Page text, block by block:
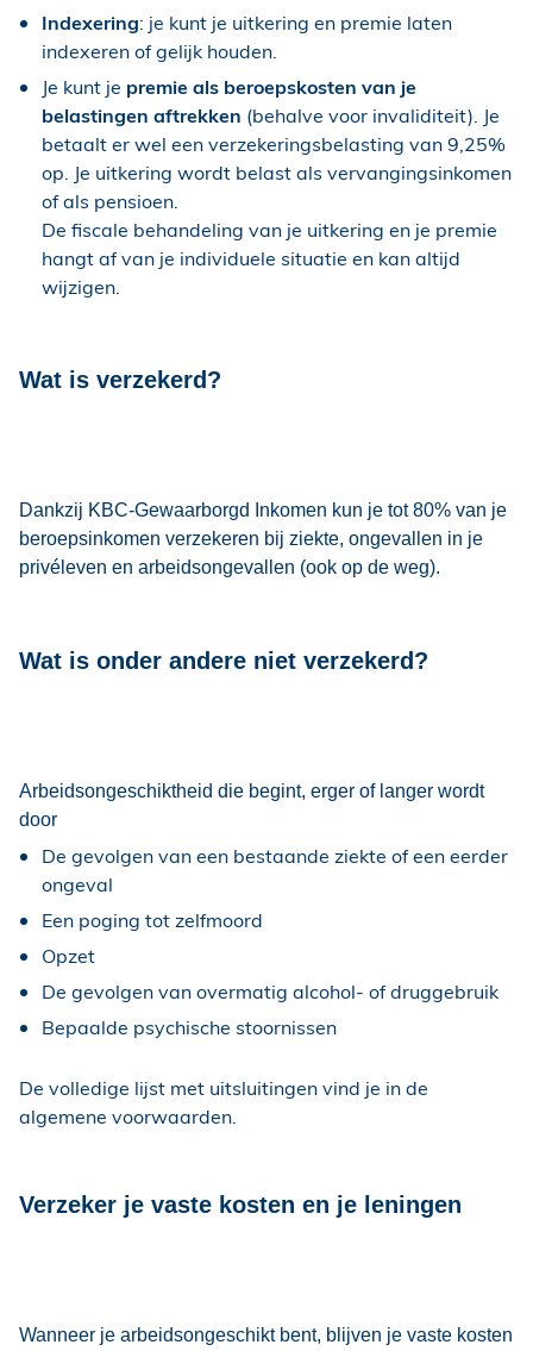
Indexering: je kunt je uitkering en premie laten
indexeren of gelijk houden.
Je kunt je premie als beroepskosten van je
belastingen aftrekken (behalve voor invaliditeit). Je
betaalt er wel eenverzekeringsbelasting van 9,25%
op. Je uitkering wordt belast als vervangingsinkomen
of als pensioen.
De fiscale behandeling van je uitkering en je premie
hangt af van je individuele situatie en kan altijd
wijzigen.
Wat is verzekerd?
Dankzij KBC-Gewaarborgd Inkomen kun je tot 80% van je
beroepsinkomen verzekeren bij ziekte, ongevallen in je
privéleven en arbeidsongevallen (ook op de weg).
Wat is onder andere niet verzekerd?
Arbeidsongeschiktheid die begint, erger of langer wordt
door
De gevolgen van een bestaande ziekte of een eerder
ongeval
Een poging tot zelfmoord
Opzet
De gevolgen van overmatig alcohol- of druggebruik
Bepaalde psychische stoornissen
De volledige lijst met uitsluitingen vind je in de
algemene voorwaarden.
Verzeker je vaste kosten en je leningen
Wanneer je arbeidsongeschikt bent, blijven je vaste kosten